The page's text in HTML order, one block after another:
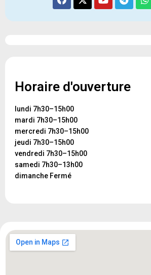
Horaire d'ouverture
lundi 7h30–15h00
mardi 7h30–15h00
mercredi 7h30–15h00
jeudi 7h30–15h00
vendredi 7h30–15h00
samedi 7h30–13h00
dimanche Fermé